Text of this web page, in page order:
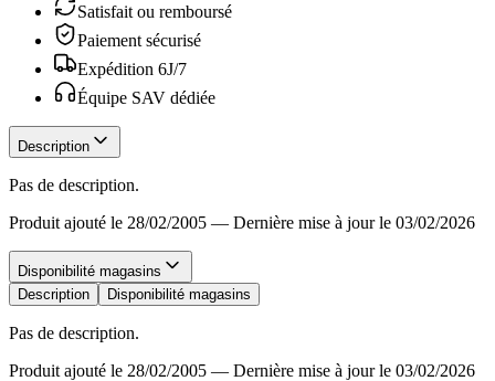
Satisfait ou remboursé
Paiement sécurisé
Expédition 6J/7
Équipe SAV dédiée
Description
Pas de description.
Produit ajouté le 28/02/2005 — Dernière mise à jour le 03/02/2026
Disponibilité magasins
Description
Disponibilité magasins
Pas de description.
Produit ajouté le 28/02/2005 — Dernière mise à jour le 03/02/2026